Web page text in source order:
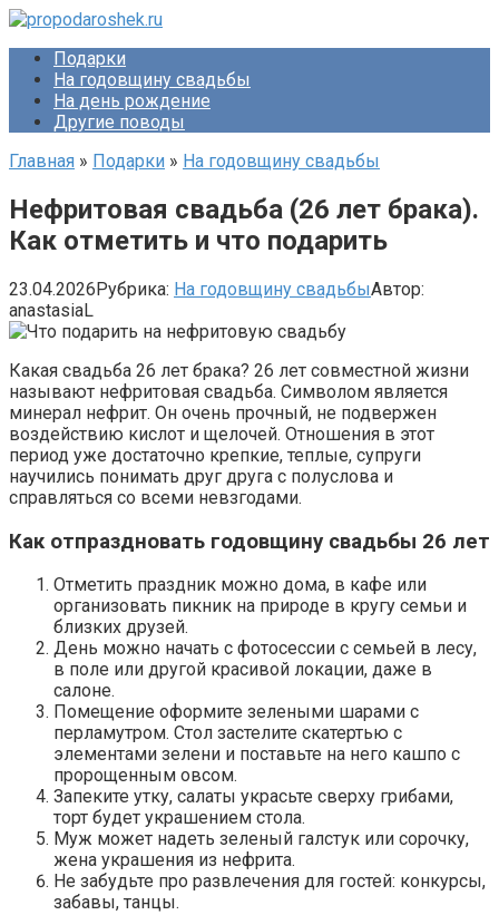
Перейти
контентуПодарки
На годовщину свадьбы
На день рождение
Другие поводы
Главная » Подарки » На годовщину свадьбы
Нефритовая свадьба (26 лет брака).
Как отметить и что подарить
23.04.2026Рубрика: На годовщину свадьбыАвтор:
anastasiaL
Какая свадьба 26 лет брака? 26 лет совместной жизни
называют нефритовая свадьба. Символом является
минерал нефрит. Он очень прочный, не подвержен
воздействию кислот и щелочей. Отношения в этот
период уже достаточно крепкие, теплые, супруги
научились понимать друг друга с полуслова и
справляться со всеми невзгодами.
Как отпраздновать годовщину свадьбы 26 лет
Отметить праздник можно дома, в кафе или
организовать пикник на природе в кругу семьи и
близких друзей.
День можно начать с фотосессии с семьей в лесу,
в поле или другой красивой локации, даже в
салоне.
Помещение оформите зелеными шарами с
перламутром. Стол застелите скатертью с
элементами зелени и поставьте на него кашпо с
пророщенным овсом.
Запеките утку, салаты украсьте сверху грибами,
торт будет украшением стола.
Муж может надеть зеленый галстук или сорочку,
жена украшения из нефрита.
Не забудьте про развлечения для гостей: конкурсы,
забавы, танцы.